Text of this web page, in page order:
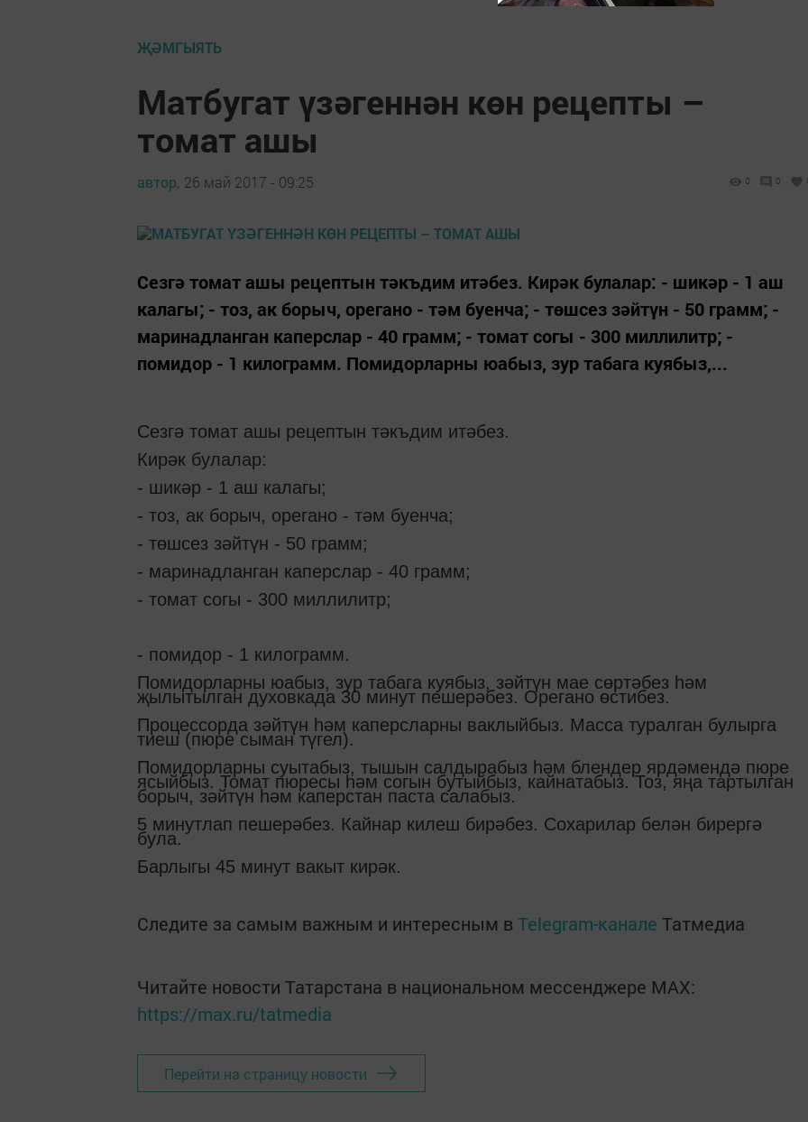
ҖӘМГЫЯТЬ
Матбугат үзәгеннән көн рецепты –
томат ашы
автор, 26 май 2017 - 09:25 0 0
Сезгә томат ашы рецептын тәкъдим итәбез. Кирәк булалар: - шикәр - 1 аш
калагы; - тоз, ак борыч, орегано - тәм буенча; - төшсез зәйтүн - 50 грамм; -
маринадланган каперслар - 40 грамм; - томат согы - 300 миллилитр; -
помидор - 1 килограмм. Помидорларны юабыз, зур табага куябыз,...
Сезгә томат ашы рецептын тәкъдим итәбез.
Кирәк булалар:
- шикәр - 1 аш калагы;
- тоз, ак борыч, орегано - тәм буенча;
- төшсез зәйтүн - 50 грамм;
- маринадланган каперслар - 40 грамм;
- томат согы - 300 миллилитр;
- помидор - 1 килограмм.
Помидорларны юабыз, зур табага куябыз, зәйтүн мае сөртәбез һәм
җылытылган духовкада 30 минут пешерәбез. Орегано өстибез.
Процессорда зәйтүн һәм каперсларны ваклыйбыз. Масса туралган булырга
тиеш (пюре сыман түгел).
Помидорларны суытабыз, тышын салдырабыз һәм блендер ярдәмендә пюре
ясыйбыз. Томат пюресы һәм согын бутыйбыз, кайнатабыз. Тоз, яңа тартылган
борыч, зәйтүн һәм каперстан паста салабыз.
5 минутлап пешерәбез. Кайнар килеш бирәбез. Сохарилар белән бирергә
була.
Барлыгы 45 минут вакыт кирәк.
Следите за самым важным и интересным в Telegram-канале Татмедиа
Читайте новости Татарстана в национальном мессенджере MАХ:
https://max.ru/tatmedia
Перейти на страницу новости